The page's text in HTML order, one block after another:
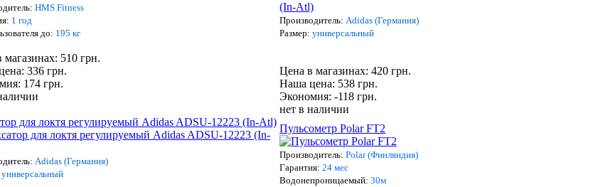
HMS Fitness
1 год
до: 195 кг
магазинах: 510 грн.
336 грн.
174 грн.
Производитель: Adidas (Германия)
Размер: универсальный
Цена в магазинах: 420 грн.
Наша цена: 538 грн.
Экономия: -118 грн.
нет в наличии
для локтя регулируемый Adidas ADSU-12223 (In-Atl)
Adidas (Германия)
универсальный
Пульсометр Polar FT2
Производитель: Polar (Финляндия)
Гарантия: 24 мес
Водонепроницаемый: 30м